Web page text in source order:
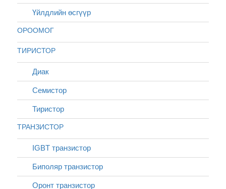
Үйлдлийн өсгүүр
ОРООМОГ
ТИРИСТОР
Диак
Cемистор
Тиристор
ТРАНЗИСТОР
IGBT транзистор
Биполяр транзистор
Оронт транзистор